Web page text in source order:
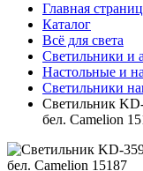
Главная
Каталог
Всё для света
Светильники и
Настольные и
Светильники
Светильник
бел. Camelion